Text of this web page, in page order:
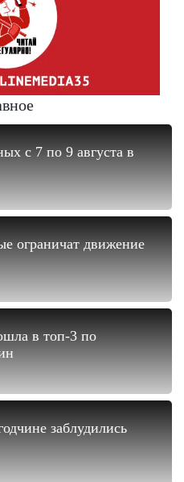
с 7 по 9 августа в
ограничат движение
в топ-3 по
заблудились